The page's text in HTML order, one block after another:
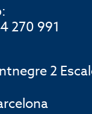
270 991
2